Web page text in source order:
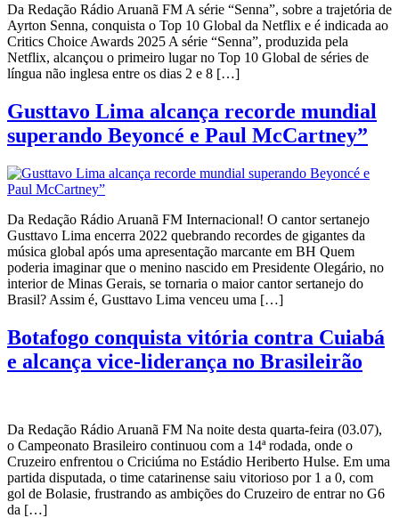
Da Redação Rádio Aruanã FM A série “Senna”, sobre a trajetória de
Ayrton Senna, conquista o Top 10 Global da Netflix e é indicada ao
Critics Choice Awards 2025 A série “Senna”, produzida pela
Netflix, alcançou o primeiro lugar no Top 10 Global de séries de
língua não inglesa entre os dias 2 e 8 […]
Gusttavo Lima alcança recorde mundial
superando Beyoncé e Paul McCartney”
Da Redação Rádio Aruanã FM Internacional! O cantor sertanejo
Gusttavo Lima encerra 2022 quebrando recordes de gigantes da
música global após uma apresentação marcante em BH Quem
poderia imaginar que o menino nascido em Presidente Olegário, no
interior de Minas Gerais, se tornaria o maior cantor sertanejo do
Brasil? Assim é, Gusttavo Lima venceu uma […]
Botafogo conquista vitória contra Cuiabá
e alcança vice-liderança no Brasileirão
Da Redação Rádio Aruanã FM Na noite desta quarta-feira (03.07),
o Campeonato Brasileiro continuou com a 14ª rodada, onde o
Cruzeiro enfrentou o Criciúma no Estádio Heriberto Hulse. Em uma
partida disputada, o time catarinense saiu vitorioso por 1 a 0, com
gol de Bolasie, frustrando as ambições do Cruzeiro de entrar no G6
da […]